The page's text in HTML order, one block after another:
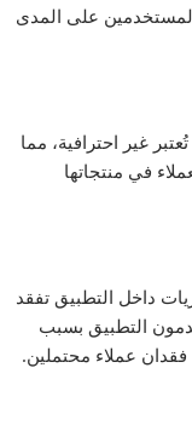
على المدى
غير احترافية، مما
في منتجاتها
داخل التطبيق تفقد
التطبيق بسبب
عملاء محتملين.